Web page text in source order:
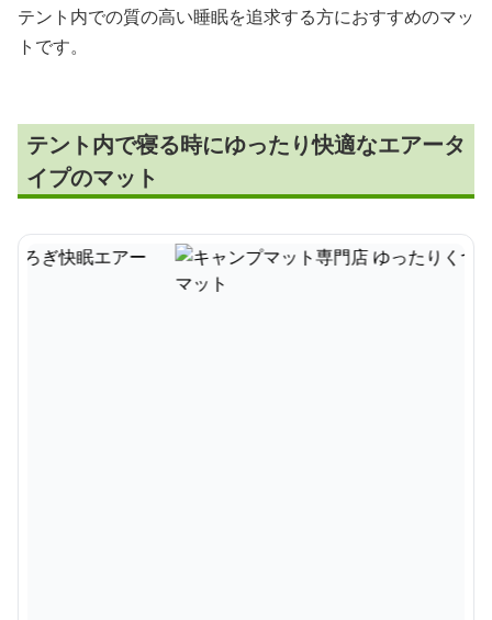
テント内での質の高い睡眠を追求する方におすすめのマッ
トです。
テント内で寝る時にゆったり快適なエアータ
イプのマット